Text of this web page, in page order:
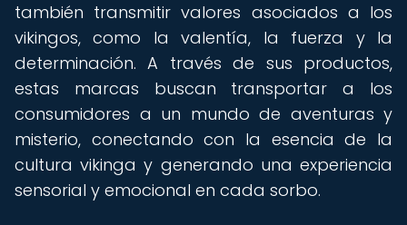
también transmitir valores asociados a los
vikingos, como la valentía, la fuerza y la
determinación. A través de sus productos,
estas marcas buscan transportar a los
consumidores a un mundo de aventuras y
misterio, conectando con la esencia de la
cultura vikinga y generando una experiencia
sensorial y emocional en cada sorbo.